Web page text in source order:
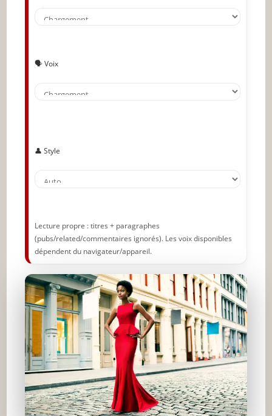
Allez faire les magasins avec un ami
Sachez identifier les vêtements qui vous vont
Touchez le tissu
🔥 À lire aussi sur JeunInfo
Articles recommandés
Partager l'amour
🗣️ Voix
👤 Style
Lecture propre : titres + paragraphes
(pubs/related/commentaires ignorés). Les voix disponibles
dépendent du navigateur/appareil.